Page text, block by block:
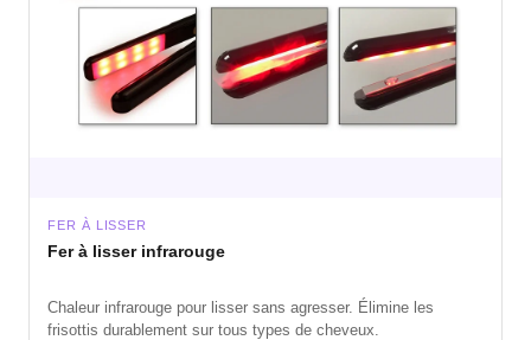
FER À LISSER
Fer à lisser infrarouge
Chaleur infrarouge pour lisser sans agresser. Élimine les
frisottis durablement sur tous types de cheveux.